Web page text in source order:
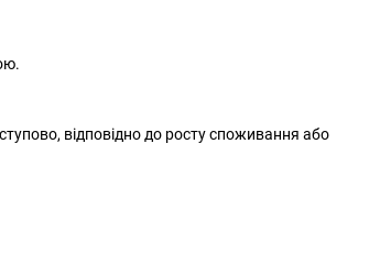
відповідно до росту споживання або